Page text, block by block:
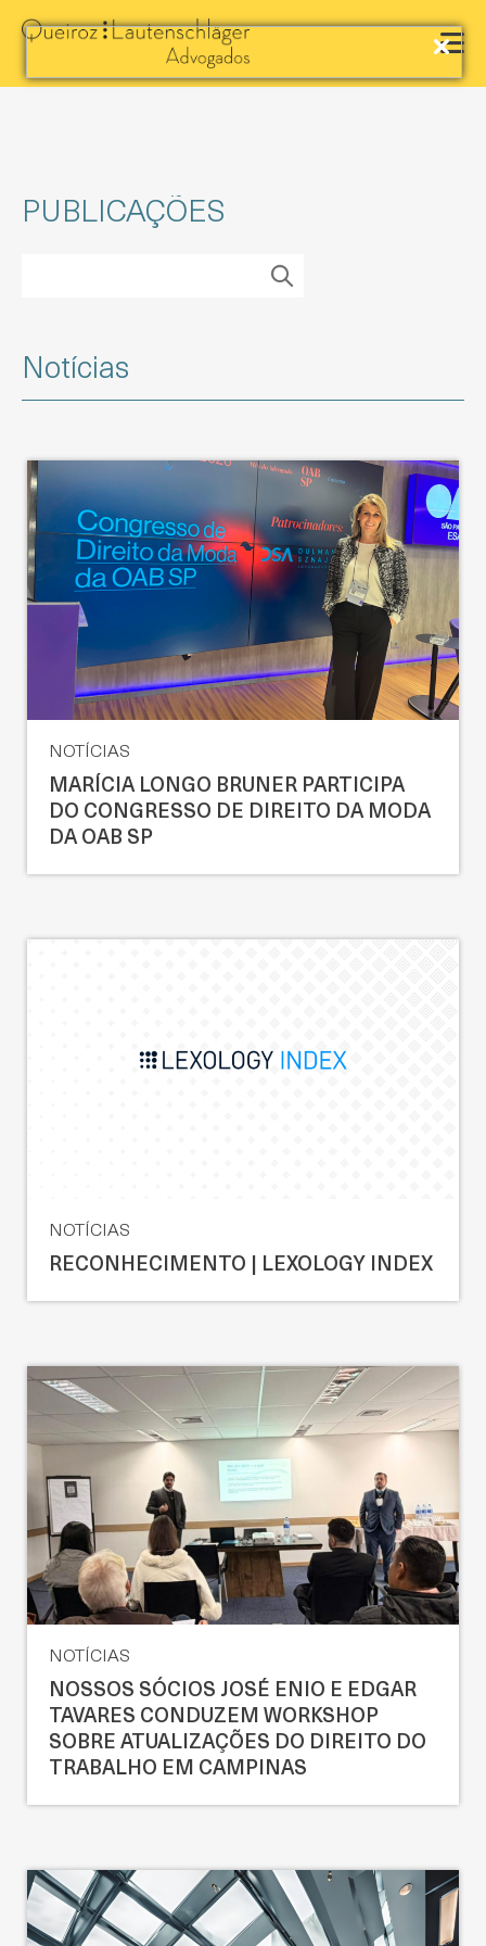
PUBLICAÇÕES
Notícias
NOTÍCIAS
MARÍCIA LONGO BRUNER PARTICIPA
DO CONGRESSO DE DIREITO DA MODA
DA OAB SP
NOTÍCIAS
RECONHECIMENTO | LEXOLOGY INDEX
NOTÍCIAS
NOSSOS SÓCIOS JOSÉ ENIO E EDGAR
TAVARES CONDUZEM WORKSHOP
SOBRE ATUALIZAÇÕES DO DIREITO DO
TRABALHO EM CAMPINAS